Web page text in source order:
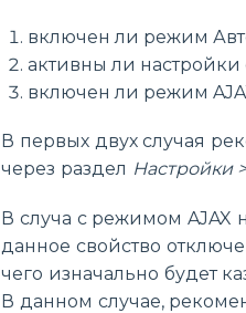
включен ли режим
активны ли настройки
включен ли режим
В первых двух случая
через раздел Настройки
В случа с режимом AJAX
данное свойство
чего изначально будет
В данном случае,